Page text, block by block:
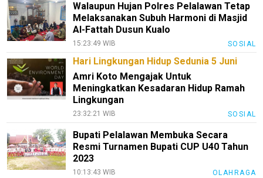
Walaupun Hujan Polres Pelalawan Tetap
Melaksanakan Subuh Harmoni di Masjid
Al-Fattah Dusun Kualo
15:23:49 WIB SOSIAL
Hari Lingkungan Hidup Sedunia 5 Juni
Amri Koto Mengajak Untuk
Meningkatkan Kesadaran Hidup Ramah
Lingkungan
23:32:21 WIB SOSIAL
Bupati Pelalawan Membuka Secara
Resmi Turnamen Bupati CUP U40 Tahun
2023
10:13:43 WIB OLAHRAGA